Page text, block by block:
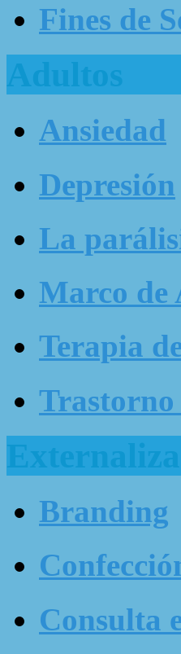
Fines de
Adultos
Ansiedad
Depresión
La
Marco de
Terapia
Branding
Consulta